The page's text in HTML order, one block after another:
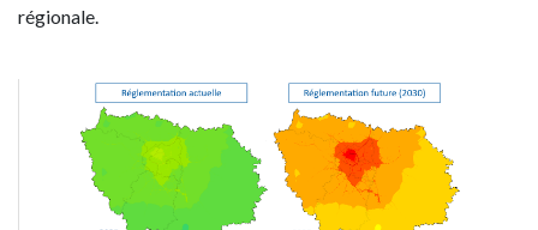
régionale.